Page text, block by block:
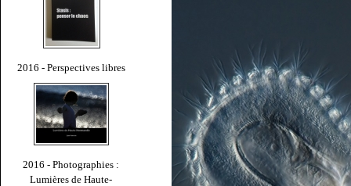
2016 - Perspectives libres
2016 - Photographies :
Lumières de Haute-